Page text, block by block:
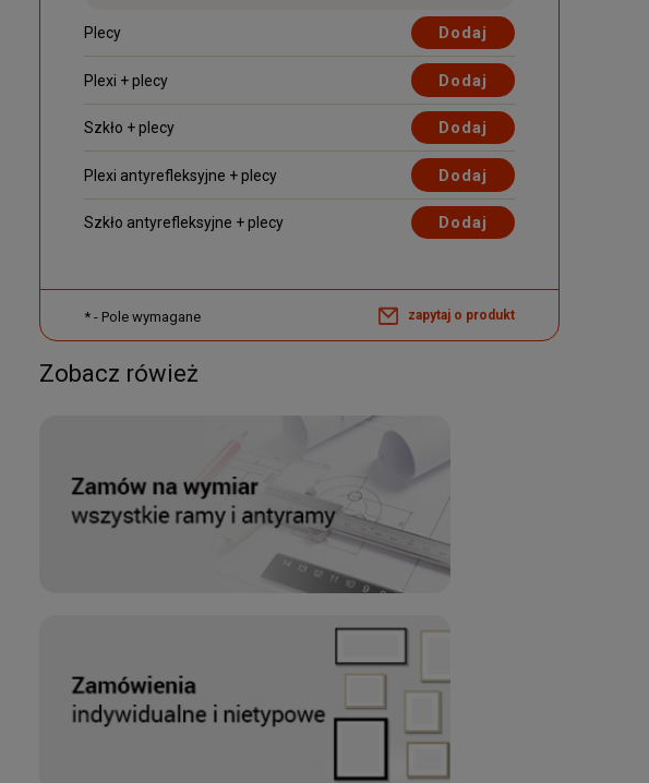
Plecy Dodaj
Plexi + plecy Dodaj
Szkło + plecy Dodaj
Plexi antyrefleksyjne + plecy Dodaj
Szkło antyrefleksyjne + plecy Dodaj
*- Pole wymagane zapytaj o produkt
Zobacz rówież